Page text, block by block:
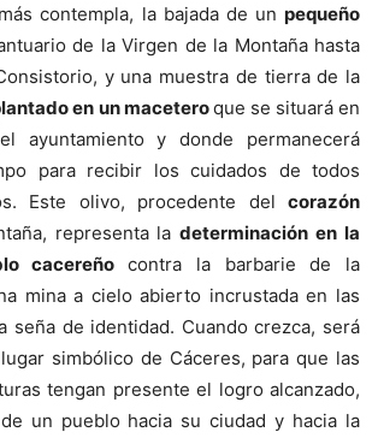
contempla, la bajada de un pequeño
de la Virgen de la Montaña hasta
y una muestra de tierra de la
en un maceteroque se situará en
ayuntamiento y donde permanecerá
para recibir los cuidados de todos
Este olivo, procedente del corazón
representa ladeterminación en la
cacereño contra la barbarie de la
mina a cielo abierto incrustada en las
seña de identidad. Cuando crezca, será
simbólico de Cáceres, para que las
tengan presente el logro alcanzado,
un pueblo hacia su ciudad y hacia la